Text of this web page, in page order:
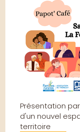
Présentation
d'un nouvel
territoire